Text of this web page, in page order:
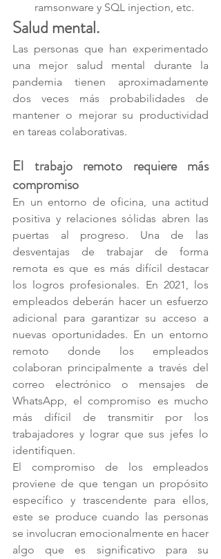
ramsonware y SQL injection, etc.
Salud mental.
Las personas que han experimentado
una mejor salud mental durante la
pandemia tienen aproximadamente
dos veces más probabilidades de
mantener o mejorar su productividad
en tareas colaborativas.
El trabajo remoto requiere más
compromiso
En un entorno de oficina, una actitud
positiva y relaciones sólidas abren las
puertas al progreso. Una de las
desventajas de trabajar de forma
remota es que es más difícil destacar
los logros profesionales. En 2021, los
empleados deberán hacer un esfuerzo
adicional para garantizar su acceso a
nuevas oportunidades. En un entorno
remoto donde los empleados
colaboran principalmente a través del
correo electrónico o mensajes de
WhatsApp, el compromiso es mucho
más difícil de transmitir por los
trabajadores y lograr que sus jefes lo
identifiquen.
El compromiso de los empleados
proviene de que tengan un propósito
específico y trascendente para ellos,
este se produce cuando las personas
se involucran emocionalmente en hacer
algo que es significativo para su